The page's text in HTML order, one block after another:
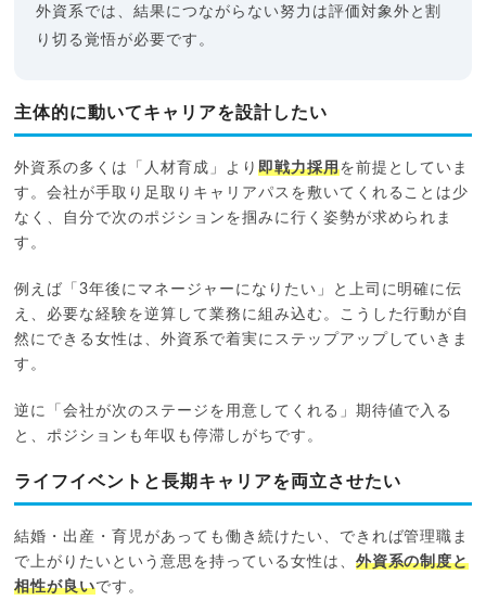
外資系では、結果につながらない努力は評価対象外と割
り切る覚悟が必要です。
主体的に動いてキャリアを設計したい
外資系の多くは「人材育成」より 即戦力採用を前提としていま
す。会社が手取り足取りキャリアパスを敷いてくれることは少
なく、自分で次のポジションを掴みに行く姿勢が求められま
す。
例えば「3年後にマネージャーになりたい」と上司に明確に伝
え、必要な経験を逆算して業務に組み込む。こうした行動が自
然にできる女性は、外資系で着実にステップアップしていきま
す。
逆に「会社が次のステージを用意してくれる」期待値で入る
と、ポジションも年収も停滞しがちです。
ライフイベントと長期キャリアを両立させたい
結婚・出産・育児があっても働き続けたい、できれば管理職ま
で上がりたいという意思を持っている女性は、 外資系の制度と
相性が良いです。